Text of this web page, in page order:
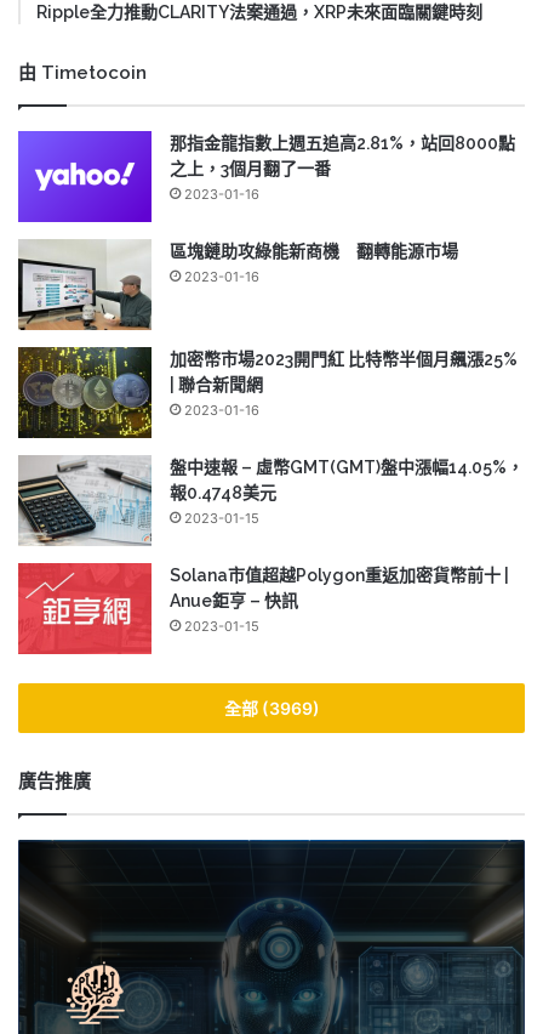
Ripple全力推動CLARITY法案通過，XRP未來面臨關鍵時刻
由 Timetocoin
那指金龍指數上週五追高2.81%，站回8000點
之上，3個月翻了一番
2023-01-16
區塊鏈助攻綠能新商機 翻轉能源市場
2023-01-16
加密幣市場2023開門紅 比特幣半個月飆漲25%
| 聯合新聞網
2023-01-16
盤中速報 – 虛幣GMT(GMT)盤中漲幅14.05%，
報0.4748美元
2023-01-15
Solana市值超越Polygon重返加密貨幣前十 |
Anue鉅亨 – 快訊
2023-01-15
全部 (3969)
廣告推廣